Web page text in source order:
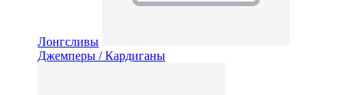
Лонгсливы
Джемперы / Кардиганы